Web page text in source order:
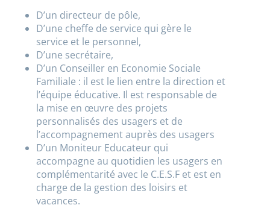
D’un directeur de pôle,
D’une cheffe de service qui gère le
service et le personnel,
D’une secrétaire,
D’un Conseiller en Economie Sociale
Familiale : il est le lien entre la direction et
l’équipe éducative. Il est responsable de
la mise en œuvre des projets
personnalisés des usagers et de
l’accompagnement auprès des usagers
D’un Moniteur Educateur qui
accompagne au quotidien les usagers en
complémentarité avec le C.E.S.F et est en
charge de la gestion des loisirs et
vacances.